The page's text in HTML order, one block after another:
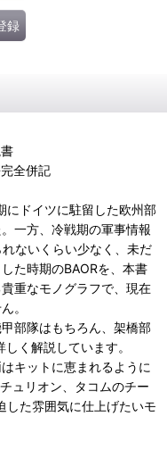
録
全併記
にドイツに駐留した欧州部
一方、冷戦期の軍事情報
ないくらい少なく、未だ
た時期のBAORを、本書
重なモノグラフで、現在
。
部隊はもちろん、架橋部
く解説しています。
キットに恵まれるように
ュリオン、タコムのチー
た雰囲気に仕上げたいモ